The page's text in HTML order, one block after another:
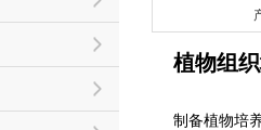
植物组
制备植物培